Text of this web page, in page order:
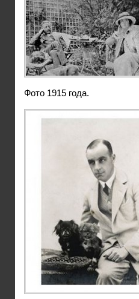
Фото 1915 года.